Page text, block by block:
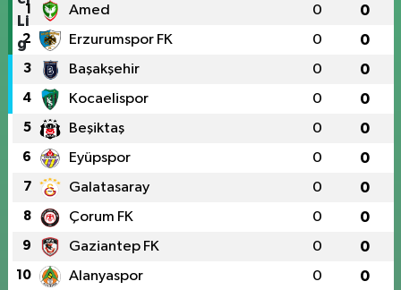
1 Amed 0 0
2 Erzurumspor FK 0 0
3 Başakşehir 0 0
4 Kocaelispor 0 0
5 Beşiktaş 0 0
6 Eyüpspor 0 0
7 Galatasaray 0 0
8 Çorum FK 0 0
9 Gaziantep FK 0 0
10 Alanyaspor 0 0